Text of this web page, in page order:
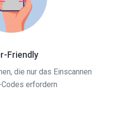
Friendly
die nur das Einscannen
erfordern